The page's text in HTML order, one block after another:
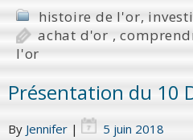
histoire de l'or,
achat d'or ,
l'or
Présentation du 10
By Jennifer | 5 juin 2018